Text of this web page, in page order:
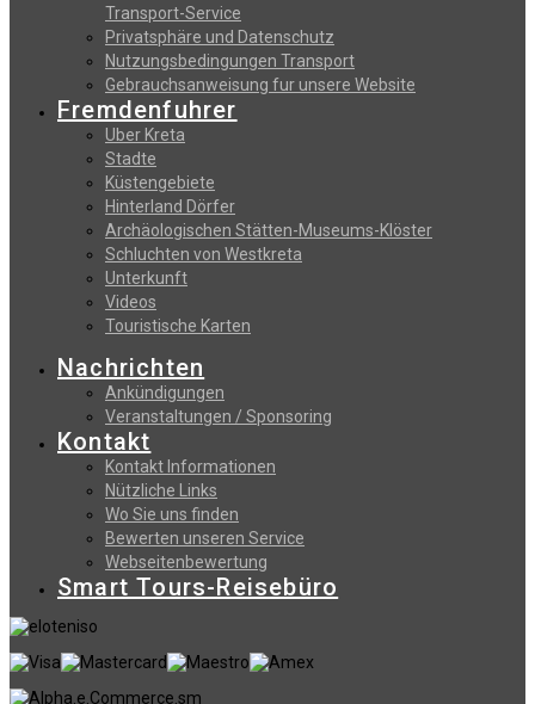
Transport-Service
Privatsphäre und Datenschutz
Nutzungsbedingungen Transport
Gebrauchsanweisung fur unsere Website
Fremdenfuhrer
Uber Kreta
Stadte
Küstengebiete
Hinterland Dörfer
Archäologischen Stätten-Museums-Klöster
Schluchten von Westkreta
Unterkunft
Videos
Touristische Karten
Nachrichten
Ankündigungen
Veranstaltungen / Sponsoring
Kontakt
Kontakt Informationen
Nützliche Links
Wo Sie uns finden
Bewerten unseren Service
Webseitenbewertung
Smart Tours-Reisebüro